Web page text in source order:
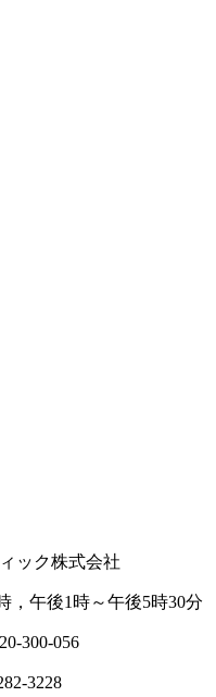
ック株式会社
，午後1時～午後5時30分
300-056
3228